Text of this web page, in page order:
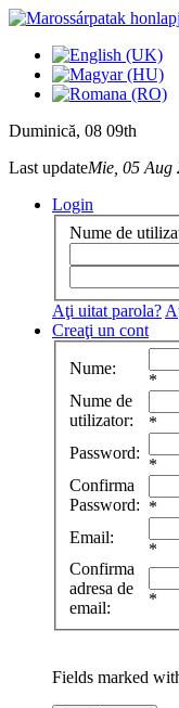
Duminică, 08 09th
Last updateMie, 05 Aug
Login
Nume de
Aţi uitat parola?
Creaţi un cont
Nume:
*
Nume de
utilizator:
*
Password:
*
Confirma
Password: *
Email:
*
Confirma
adresa de
email:
*
Fields marked